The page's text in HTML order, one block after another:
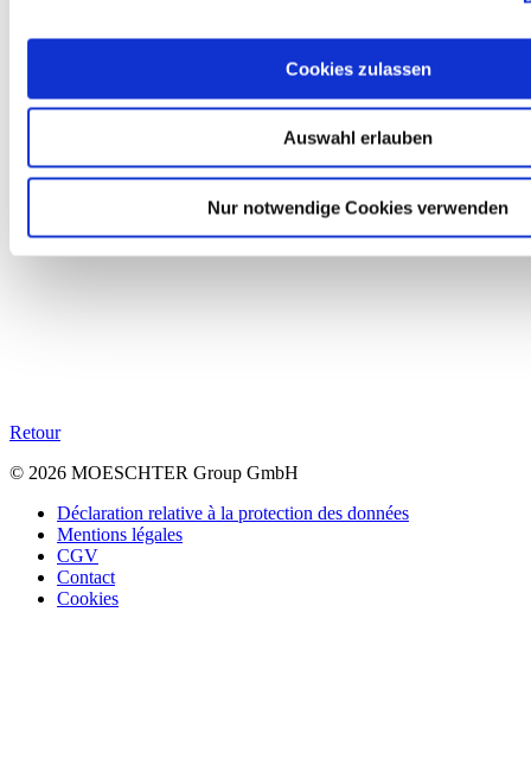
Cookies zulassen
Auswahl erlauben
Nur notwendige Cookies verwenden
Retour
© 2026 MOESCHTER Group GmbH
Déclaration relative à la protection des données
Mentions légales
CGV
Contact
Cookies